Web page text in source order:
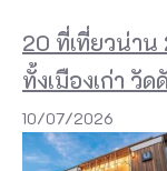
20 ที่เที่ยวน่าน
ทั้งเมืองเก่า วั
10/07/2026